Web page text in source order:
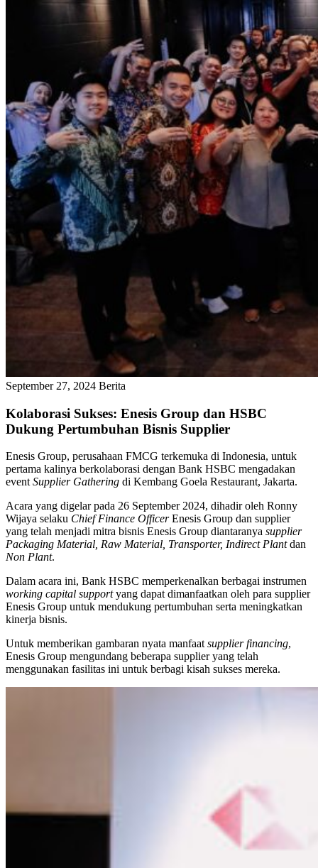
September 27, 2024 Berita
Kolaborasi Sukses: Enesis Group dan HSBC
Dukung Pertumbuhan Bisnis Supplier
Enesis Group, perusahaan FMCG terkemuka di Indonesia, untuk
pertama kalinya berkolaborasi dengan Bank HSBC mengadakan
eventSupplier Gathering di Kembang Goela Restaurant, Jakarta.
Acara yang digelar pada 26 September 2024, dihadir oleh Ronny
Wijaya selaku Chief Finance OfficerEnesis Group dan supplier
yang telah menjadi mitra bisnis Enesis Group diantaranya supplier
Packaging Material, Raw Material, Transporter, Indirect Plantdan
Non Plant.
Dalam acara ini, Bank HSBC memperkenalkan berbagai instrumen
working capital supportyang dapat dimanfaatkan oleh para supplier
Enesis Group untuk mendukung pertumbuhan serta meningkatkan
kinerja bisnis.
Untuk memberikan gambaran nyata manfaatsupplier financing,
Enesis Group mengundang beberapa supplier yang telah
menggunakan fasilitas ini untuk berbagi kisah sukses mereka.